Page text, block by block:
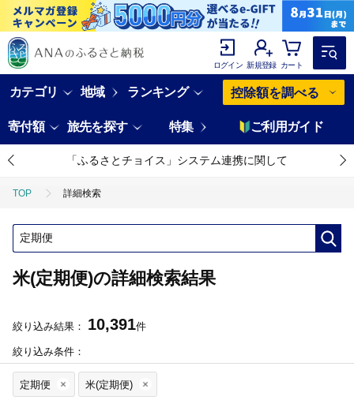
ログイン 新規登録 カート
カテゴリ 地域 ランキング 控除額を調べる
寄付額 旅先を探す 特集 ご利用ガイド
「ふるさとチョイス」システム連携に関して
TOP 詳細検索
米(定期便)の詳細検索結果
絞り込み結果： 10,391件
絞り込み条件：
定期便 米(定期便)